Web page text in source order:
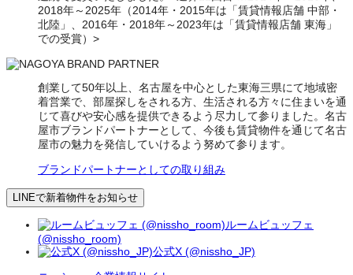
2018年～2025年（2014年・2015年は「賃貸情報店舗 中部・
北陸」、2016年・2018年～2023年は「賃貸情報店舗 東海」
での受賞）>
創業して50年以上、名古屋を中心とした東海三県にて地域密
着営業で、部屋探しをされる方、生活される方々に住まいを通
じて喜びや安心感を提供できるよう尽力して参りました。名古
屋市ブランドパートナーとして、今後も賃貸物件を通じて名古
屋市の魅力を発信していけるよう努めて参ります。
ブランドパートナーとしての取り組み
LINEで新着物件をお知らせ
ルームビュッフェ
(@nissho_room)
公式X (@nissho_JP)